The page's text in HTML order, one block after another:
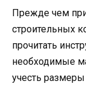
Прежде чем
строительных
прочитать
необходимые
учесть